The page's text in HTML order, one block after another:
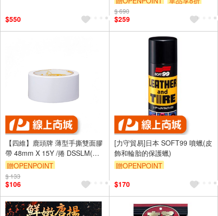
$550
訂單滿699享9折
$ 690
$259
【四維】鹿頭牌 薄型手撕雙面膠
帶 48mm X 15Y /捲 DSSLM(原
型號DFS3)
贈OPENPOINT
$ 133
$106
[力守貿易]日本 SOFT99 噴蠟(皮
飾和輪胎的保護蠟)
贈OPENPOINT
$170